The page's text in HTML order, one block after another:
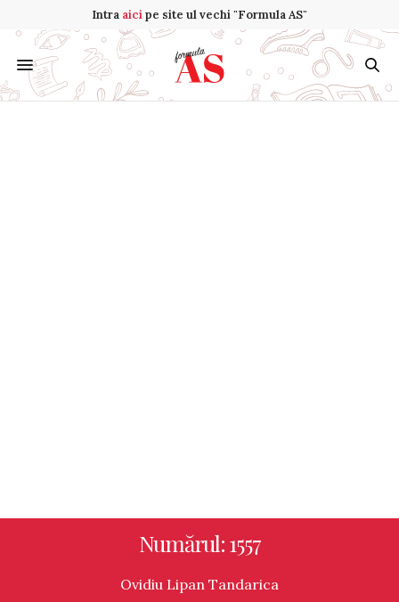
Intra aicipe site ul vechi "Formula AS"
Numărul: 1557
Ovidiu Lipan Tandarica